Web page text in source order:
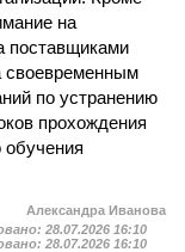
на
поставщиками
своевременным
по устранению
прохождения
обучения
Александра Иванова
28.07.2026 16:10
28.07.2026 16:10